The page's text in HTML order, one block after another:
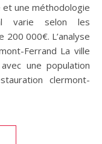
une méthodologie
varie selon les
000€. L’analyse
Ferrand La ville
une population
clermont-